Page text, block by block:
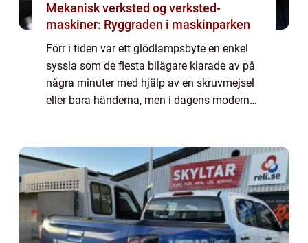
Mekanisk verksted og verksted-
maskiner: Ryggraden i maskinparken
Förr i tiden var ett glödlampsbyte en enkel
syssla som de flesta bilägare klarade av på
några minuter med hjälp av en skruvmejsel
eller bara händerna, men i dagens moderna